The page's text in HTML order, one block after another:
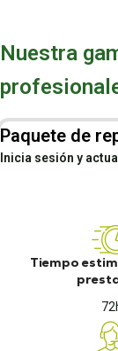
Nuestra
Paquete de
Inicia sesión y
Tiempo